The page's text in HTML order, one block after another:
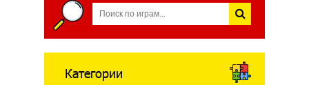
Категории